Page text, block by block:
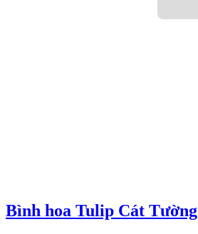
Bình hoa Tulip Cát Tường